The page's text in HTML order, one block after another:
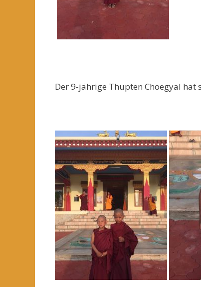
Der 9-jährige Thupten Choegyal